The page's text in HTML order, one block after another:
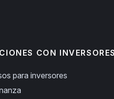
CON INVERSORES
para inversores